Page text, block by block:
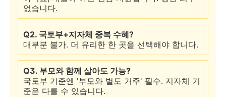
없습니다.
Q2. 국토부+지자체 중복 수혜?
대부분 불가. 더 유리한 한 곳을 선택해야 합니다.
Q3. 부모와 함께 살아도 가능?
국토부 기준엔 '부모와 별도 거주' 필수. 지자체 기
준은 다를 수 있습니다.